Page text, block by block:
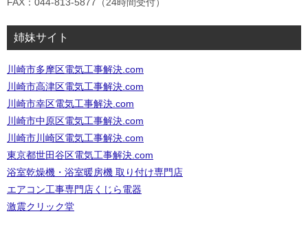
姉妹サイト
川崎市多摩区電気工事解決.com
川崎市高津区電気工事解決.com
川崎市幸区電気工事解決.com
川崎市中原区電気工事解決.com
川崎市川崎区電気工事解決.com
東京都世田谷区電気工事解決.com
浴室乾燥機・浴室暖房機 取り付け専門店
エアコン工事専門店くじら電器
激震クリック堂